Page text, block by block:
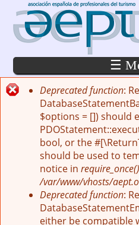
Pasar al contenido principal
☰
Mensaje de error
Deprecated function:
$options = []) should
bool, or the
should be used to
notice in require_once()
/var/www/vhosts/
Deprecated function:
either be compatible